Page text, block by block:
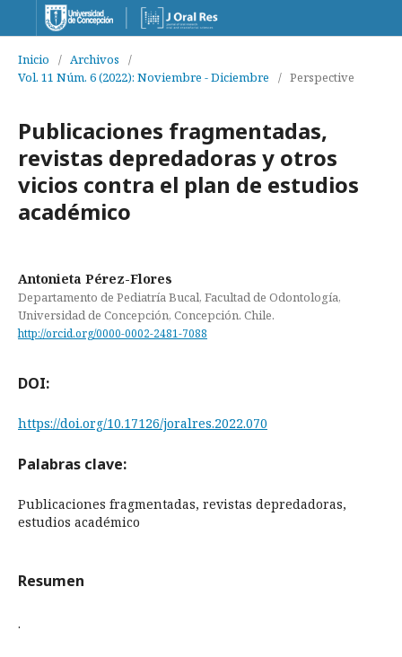
Inicio / Archivos
/
Vol. 11 Núm. 6 (2022): Noviembre - Diciembre
/ Perspective
Publicaciones fragmentadas,
revistas depredadoras y otros
vicios contra el plan de estudios
académico
Antonieta Pérez-Flores
Departamento de Pediatría Bucal, Facultad de Odontología,
Universidad de Concepción, Concepción. Chile.
http://orcid.org/0000-0002-2481-7088
DOI:
https://doi.org/10.17126/joralres.2022.070
Palabras clave:
Publicaciones fragmentadas, revistas depredadoras,
estudios académico
Resumen
.